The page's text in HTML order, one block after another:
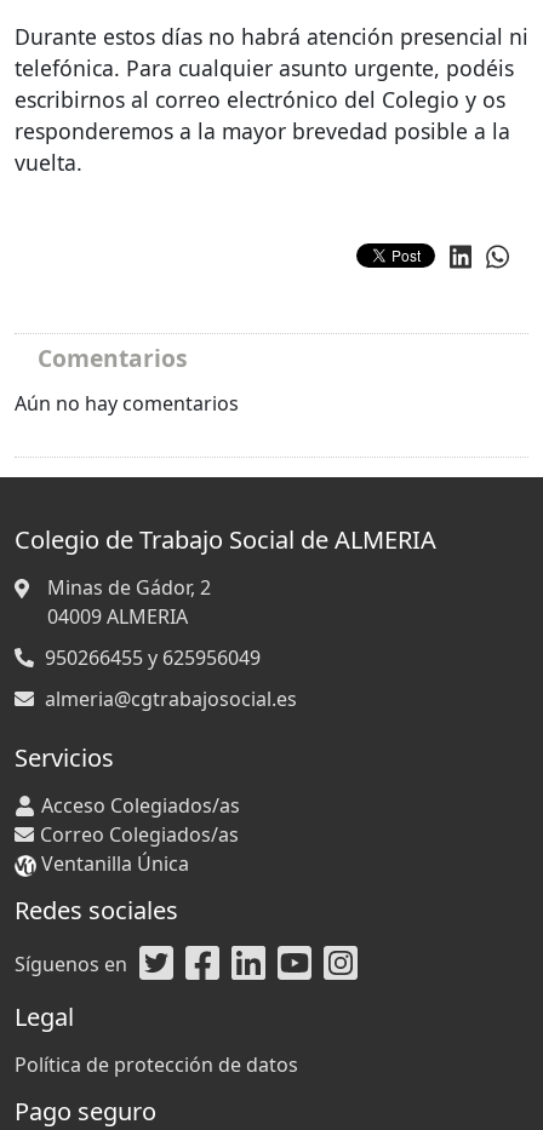
Durante estos días no habrá atención presencial ni
telefónica. Para cualquier asunto urgente, podéis
escribirnos al correo electrónico del Colegio y os
responderemos a la mayor brevedad posible a la
vuelta.
Comentarios
Aún no hay comentarios
Colegio de Trabajo Social de ALMERIA
Minas de Gádor, 2
04009ALMERIA
950266455 y 625956049
almeria@cgtrabajosocial.es
Servicios
Acceso Colegiados/as
Correo Colegiados/as
Ventanilla Única
Redes sociales
Síguenos en
Legal
Política de protección de datos
Pago seguro